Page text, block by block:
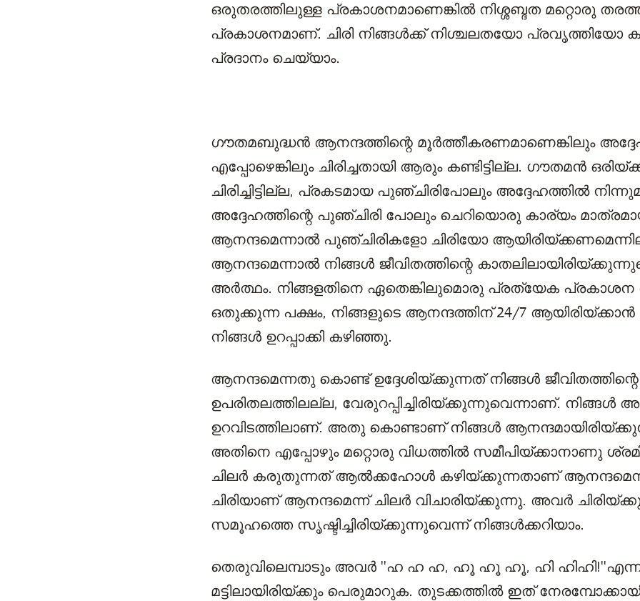
ഒരുതരത്തിലുള്ള പ്രകാശനമാണെങ്കില്‍ നിശ്ശബ്ദത മറ്റൊരു
പ്രകാശനമാണ്. ചിരി നിങ്ങള്‍ക്ക് നിശ്ചലതയോ പ്രവൃത്തിയോ
പ്രദാനം ചെയ്യാം.
ഗൗതമബുദ്ധന്‍ ആനന്ദത്തിന്റെ മൂര്‍ത്തീകരണമാണെങ്കിലും
എപ്പോഴെങ്കിലും ചിരിച്ചതായി ആരും കണ്ടിട്ടില്ല. ഗൗതമന്‍
ചിരിച്ചിട്ടില്ല, പ്രകടമായ പുഞ്ചിരിപോലും അദ്ദേഹത്തില്‍
അദ്ദേഹത്തിന്റെ പുഞ്ചിരി പോലും ചെറിയൊരു കാര്യം
ആനന്ദമെന്നാല്‍ പുഞ്ചിരികളോ ചിരിയോ
ആനന്ദമെന്നാല്‍ നിങ്ങള്‍ ജീവിതത്തിന്റെ
അര്‍ത്ഥം. നിങ്ങളതിനെ ഏതെങ്കിലുമൊരു പ്രത്യേക പ്രകാശന
ഒതുക്കുന്ന പക്ഷം, നിങ്ങളുടെ ആനന്ദത്തിന് 24/7 ആയിരിയ്ക്കാന്‍
നിങ്ങള്‍ ഉറപ്പാക്കി കഴിഞ്ഞു.
ആനന്ദമെന്നതു കൊണ്ട് ഉദ്ദേശിയ്ക്കുന്നത് നിങ്ങള്‍
ഉപരിതലത്തിലല്ല, വേരുറപ്പിച്ചിരിയ്ക്കുന്നുവെന്നാണ്. നിങ്ങള്‍
ഉറവിടത്തിലാണ്. അതു കൊണ്ടാണ് നിങ്ങള്‍
അതിനെ എപ്പോഴും മറ്റൊരു വിധത്തില്‍ സമീപിയ്ക്കാനാണു
ചിലര്‍ കരുതുന്നത് ആല്‍ക്കഹോള്‍ കഴിയ്ക്കുന്നതാണ്
ചിരിയാണ് ആനന്ദമെന്ന് ചിലര്‍ വിചാരിയ്ക്കുന്നു. അവര്‍
സമൂഹത്തെ സൃഷ്ടിച്ചിരിയ്ക്കുന്നുവെന്ന് നിങ്ങള്‍ക്കറിയാം.
തെരുവിലെമ്പാടും അവര്‍ ''ഹ ഹ ഹ, ഹൂ ഹൂ ഹൂ, ഹി
മട്ടിലായിരിയ്ക്കും പെരുമാറുക. തുടക്കത്തില്‍ ഇത്